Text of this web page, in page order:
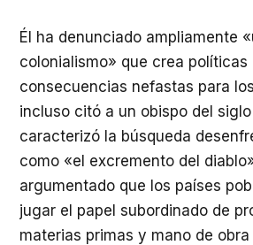
Él ha denunciado ampliamente
colonialismo» que crea políticas
consecuencias nefastas para
incluso citó a un obispo del siglo
caracterizó la búsqueda
como «el excremento del
argumentado que los países
jugar el papel subordinado de
materias primas y mano de